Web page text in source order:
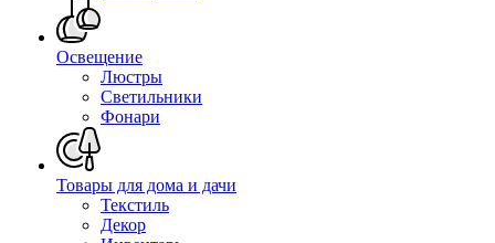
Освещение
Люстры
Светильники
Фонари
Товары для дома и дачи
Текстиль
Декор